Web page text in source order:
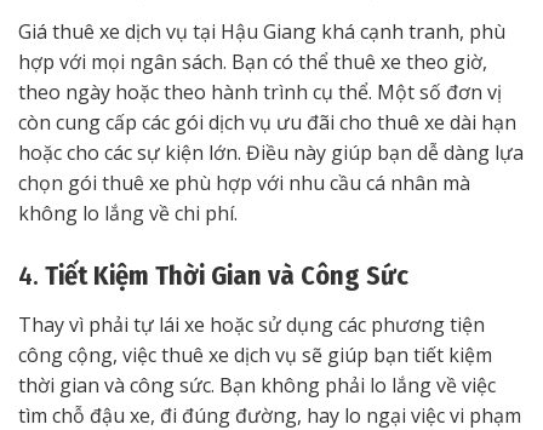
Giá thuê xe dịch vụ tại Hậu Giang khá cạnh tranh, phù
hợp với mọi ngân sách. Bạn có thể thuê xe theo giờ,
theo ngày hoặc theo hành trình cụ thể. Một số đơn vị
còn cung cấp các gói dịch vụ ưu đãi cho thuê xe dài hạn
hoặc cho các sự kiện lớn. Điều này giúp bạn dễ dàng lựa
chọn gói thuê xe phù hợp với nhu cầu cá nhân mà
không lo lắng về chi phí.
4. Tiết Kiệm Thời Gian và Công Sức
Thay vì phải tự lái xe hoặc sử dụng các phương tiện
công cộng, việc thuê xe dịch vụ sẽ giúp bạn tiết kiệm
thời gian và công sức. Bạn không phải lo lắng về việc
tìm chỗ đậu xe, đi đúng đường, hay lo ngại việc vi phạm